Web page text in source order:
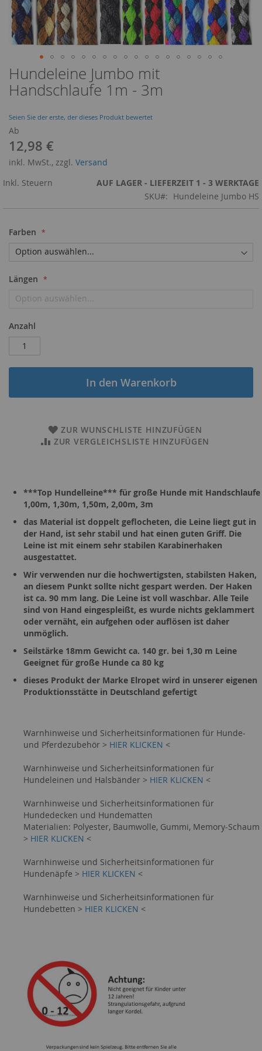
Hundeleine Jumbo mit
Handschlaufe 1m - 3m
Seien Sie der erste, der dieses Produkt bewertet
Ab
12,98 €
inkl. MwSt., zzgl. Versand
AUF LAGER - LIEFERZEIT 1 - 3 WERKTAGE
SKU
Hundeleine Jumbo HS
Inkl. Steuern
Farben
Längen
Anzahl
In den Warenkorb
ZUR WUNSCHLISTE HINZUFÜGEN
ZUR VERGLEICHSLISTE HINZUFÜGEN
Zum
Anfang
der
springen
***Top Hundelleine*** für große Hunde mit Handschlaufe
1,00m, 1,30m, 1,50m, 2,00m, 3m
das Material ist doppelt geflocheten, die Leine liegt gut in
der Hand, ist sehr stabil und hat einen guten Griff. Die
Leine ist mit einem sehr stabilen Karabinerhaken
ausgestattet.
Wir verwenden nur die hochwertigsten, stabilsten Haken,
an diesem Punkt sollte nicht gespart werden. Der Haken
ist ca. 90 mm lang. Die Leine ist voll waschbar. Alle Teile
sind von Hand eingespleißt, es wurde nichts geklammert
oder vernäht, ein aufgehen oder auflösen ist daher
unmöglich.
Seilstärke 18mm Gewicht ca. 140 gr. bei 1,30 m Leine
Geeignet für große Hunde ca 80 kg
dieses Produkt der Marke Elropet wird in unserer eigenen
Produktionsstätte in Deutschland gefertigt
Warnhinweise und Sicherheitsinformationen für Hunde-
und Pferdezubehör > HIER KLICKEN <
Warnhinweise und Sicherheitsinformationen für
Hundeleinen und Halsbänder > HIER KLICKEN <
Warnhinweise und Sicherheitsinformationen für
Hundedecken und Hundematten
Materialien: Polyester, Baumwolle, Gummi, Memory-Schaum
> HIER KLICKEN <
Warnhinweise und Sicherheitsinformationen für
Hundenäpfe > HIER KLICKEN <
Warnhinweise und Sicherheitsinformationen für
Hundebetten > HIER KLICKEN <